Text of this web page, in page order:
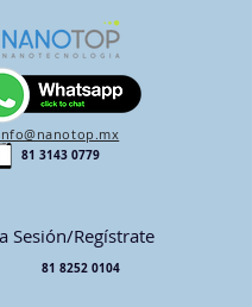
81 3143 0779
Sesión/Regístrate
81 8252 0104